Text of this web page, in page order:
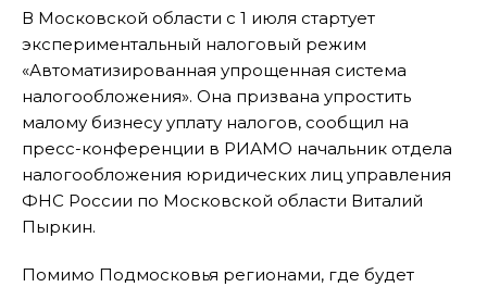
В Московской области с 1 июля стартует
экспериментальный налоговый режим
«Автоматизированная упрощенная система
налогообложения». Она призвана упростить
малому бизнесу уплату налогов, сообщил на
пресс-конференции в РИАМО начальник отдела
налогообложения юридических лиц управления
ФНС России по Московской области Виталий
Пыркин.
Помимо Подмосковья регионами, где будет